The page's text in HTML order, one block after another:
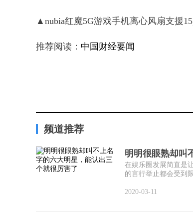
▲nubia红魔5G游戏手机离心风扇支援
推荐阅读： 中国财经要闻
频道推荐
明明很眼熟却叫
在娱乐圈发展简直是
的言行举止都会受到
2020-03-11